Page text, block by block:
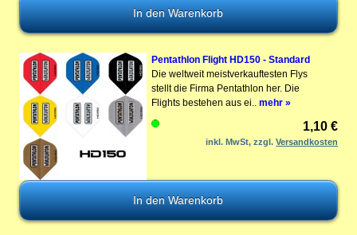
Pentathlon Flight HD150 - Standard
Die weltweit meistverkauftesten Flys
stellt die Firma Pentathlon her. Die
Flights bestehen aus ei.. mehr »
1,10 €
inkl. MwSt, zzgl.Versandkosten